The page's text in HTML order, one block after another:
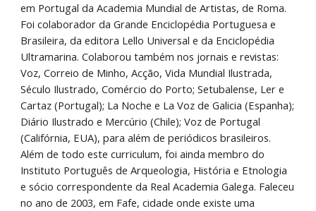
em Portugal da Academia Mundial de Artistas, de Roma.
Foi colaborador da Grande Enciclopédia Portuguesa e
Brasileira, da editora Lello Universal e da Enciclopédia
Ultramarina. Colaborou também nos jornais e revistas:
Voz, Correio de Minho, Acção, Vida Mundial Ilustrada,
Século Ilustrado, Comércio do Porto; Setubalense, Ler e
Cartaz (Portugal); La Noche e La Voz de Galicia (Espanha);
Diário Ilustrado e Mercúrio (Chile); Voz de Portugal
(Califórnia, EUA), para além de periódicos brasileiros.
Além de todo este curriculum, foi ainda membro do
Instituto Português de Arqueologia, História e Etnologia
e sócio correspondente da Real Academia Galega. Faleceu
no ano de 2003, em Fafe, cidade onde existe uma